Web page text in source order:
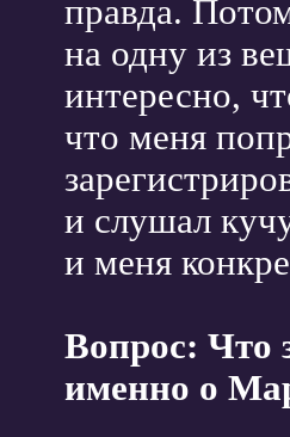
правда.
на одну из
интересно,
что меня
и слушал
и меня
Вопрос: Что
именно о